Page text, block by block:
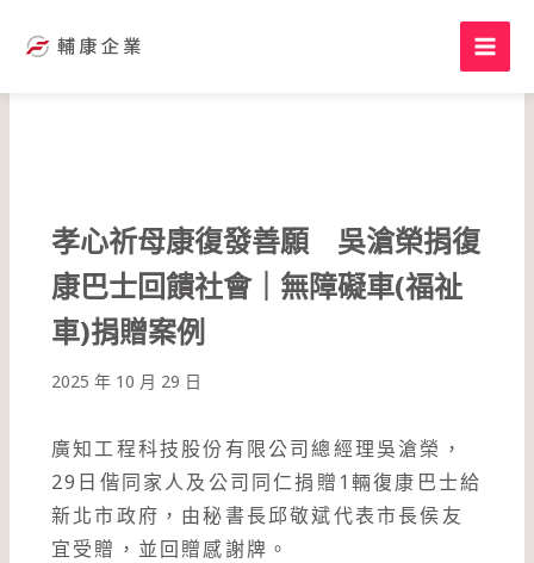
孝心祈母康復發善願 吳滄榮捐復
康巴士回饋社會｜無障礙車(福祉
車)捐贈案例
2025 年 10 月 29 日
廣知工程科技股份有限公司總經理吳滄榮，
29日偕同家人及公司同仁捐贈1輛復康巴士給
新北市政府，由秘書長邱敬斌代表市長侯友
宜受贈，並回贈感謝牌。